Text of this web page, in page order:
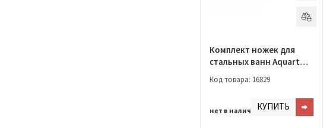
Комплект ножек для
стальных ванн Aquart
Код товара: 16829
нет в наличииКУПИТЬ